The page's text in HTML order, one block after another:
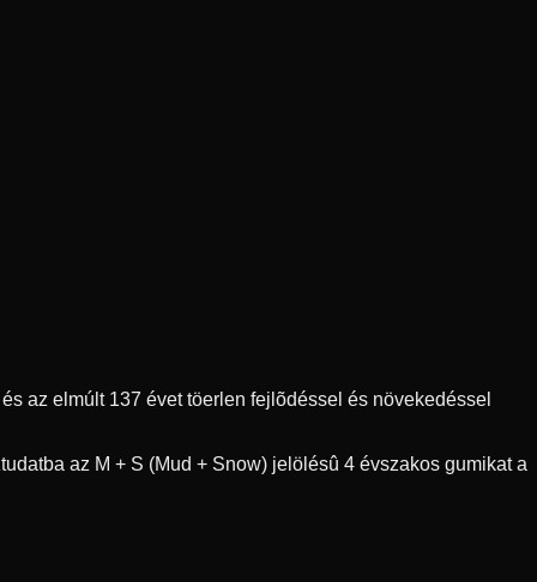
az elmúlt 137 évet töerlen fejlõdéssel és növekedéssel
az M + S (Mud + Snow) jelölésû 4 évszakos gumikat a